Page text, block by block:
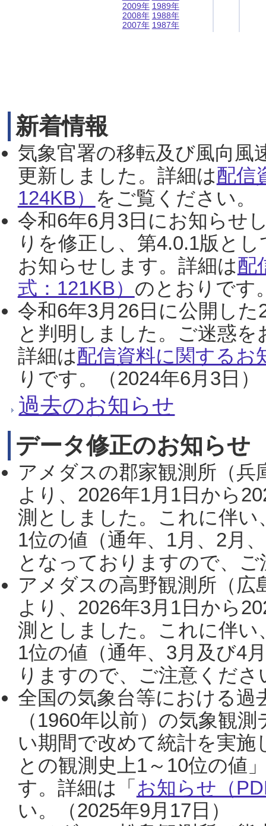
2009年
2008年
2007年
1989年
1988年
1987年
新着情報
気象官署の移転及び風向風
更新しました。詳細は配信
124KB） をご覧ください。
令和6年6月3日にお知らせ
りを修正し、第4.0.1版と
お知らせします。詳細は配
式：121KB） のとおりです
令和6年3月26日に公開し
と判明しました。ご迷惑
詳細は配信資料に関するお
りです。（2024年6月3日）
過去のお知らせ
データ修正のお知らせ
アメダスの郡家観測所（
より、2026年1月1日から
測としました。これに伴い
1位の値（通年、1月、2月
となっておりますので、
アメダスの高野観測所（
より、2026年3月1日から
測としました。これに伴い
1位の値（通年、3月及び4
りますので、ご注意くだ
全国の気象台等における過
（1960年以前）の気象観
い期間で改めて統計を実
との観測史上1～10位の値
す。詳細は「 お知らせ（
い。（2025年9月17日）